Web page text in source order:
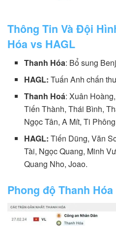
Thông Tin Và Đội
Hóa vs HAGL
Thanh Hóa: Bổ sung
HAGL:Tuấn Anh chấn
Thanh Hoá: Xuân
Tiến Thành, Thái Bình,
Ngọc Tân, A Mít, Ti
HAGL: Tiến Dũng, Văn
Tài, Ngọc Quang, Minh
Quang Nho, Joao.
Phong độ Thanh